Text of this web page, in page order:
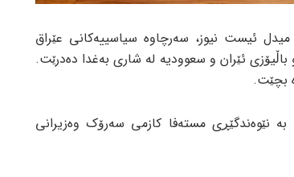
ئیست نیوز، سەرچاوە سیاسییەکانی عێراق
ئێران و سعوودیە لە شاری بەغدا دەدرێت.
بچێت.
بە نێوەندگێڕی مستەفا کازمی سەرۆک وەزیرانی